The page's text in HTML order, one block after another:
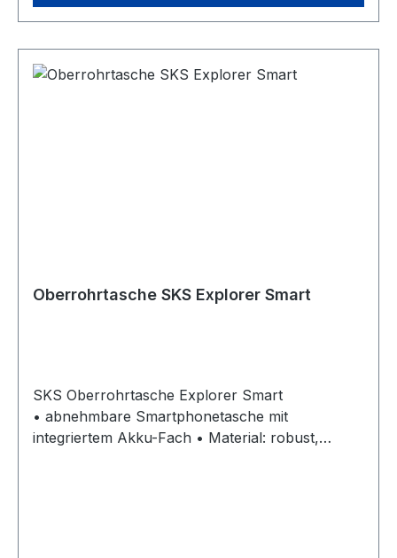
Oberrohrtasche SKS Explorer Smart
SKS Oberrohrtasche Explorer Smart
• abnehmbare Smartphonetasche mit
integriertem Akku-Fach • Material: robust,